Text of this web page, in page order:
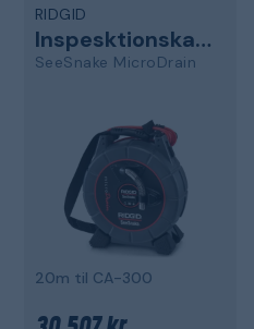
RIDGID
Inspesktionskamera
SeeSnake MicroDrain
20m til CA-300